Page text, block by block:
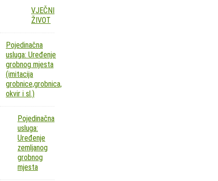
VJEČNI
ŽIVOT
Pojedinačna
usluga: Uređenje
grobnog mjesta
(imitacija
grobnice,grobnica,
okvir i sl.)
Pojedinačna
usluga:
Uređenje
zemljanog
grobnog
mjesta